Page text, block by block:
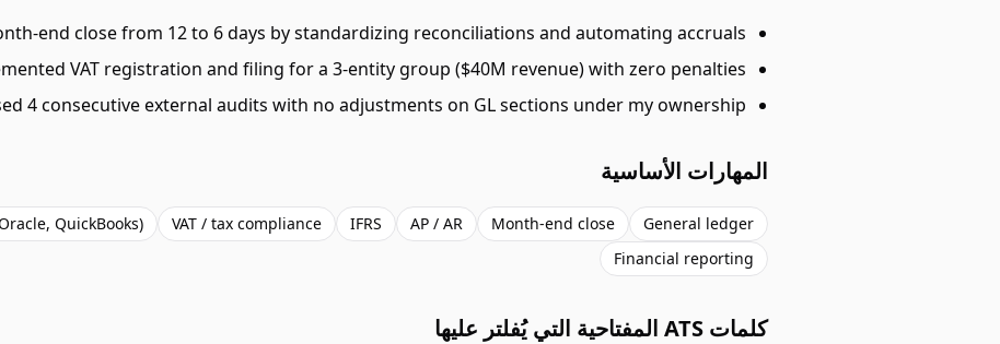
end close from 12 to 6 days by standardizing reconciliations and automating accruals.
VAT registration and filing for a 3-entity group ($40M revenue) with zero penalties.
4 consecutive external audits with no adjustments on GL sections under my ownership.
المهارات الأساسية
General ledger
Month-end close
AP / AR
IFRS
VAT / tax compliance
Oracle, QuickBooks)
Financial reporting
كلمات ATS المفتاحية التي يُفلتر عليها